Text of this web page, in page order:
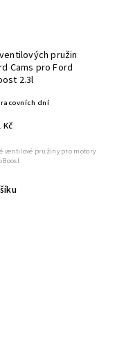
pružin
Cams pro Ford
2.3l
dní
Kč
ventilové pružiny pro motory